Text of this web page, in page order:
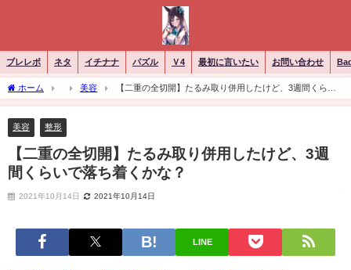
ブレレボ ネタ イチナナ パズル Ｖ4 最初に言いたい お問い合わせ
ホーム 美容
【二重の全切開】たるみ取り併用したけど、3週間くらい
で落ち着くかな？
美容 整形
【二重の全切開】たるみ取り併用したけど、3週
間くらいで落ち着くかな？
2021年10月14日 2021年10月14日
LINE